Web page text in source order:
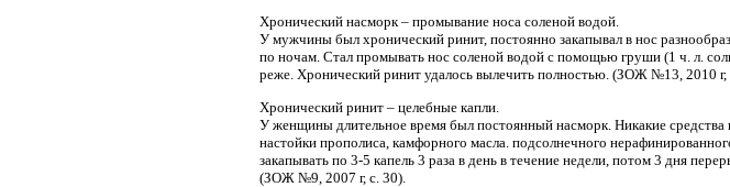
Хронический насморк – промывание носа соленой водой.
У мужчины был хронический ринит, постоянно закапывал в нос
по ночам. Стал промывать нос соленой водой с помощью груши (1 ч. л.
реже. Хронический ринит удалось вылечить полностью. (ЗОЖ №13, 2010 г,
Хронический ринит – целебные капли.
У женщины длительное время был постоянный насморк. Никакие средства
настойки прополиса, камфорного масла. подсолнечного
закапывать по 3-5 капель 3 раза в день в течение недели, потом 3 дня
(ЗОЖ №9, 2007 г, с. 30).